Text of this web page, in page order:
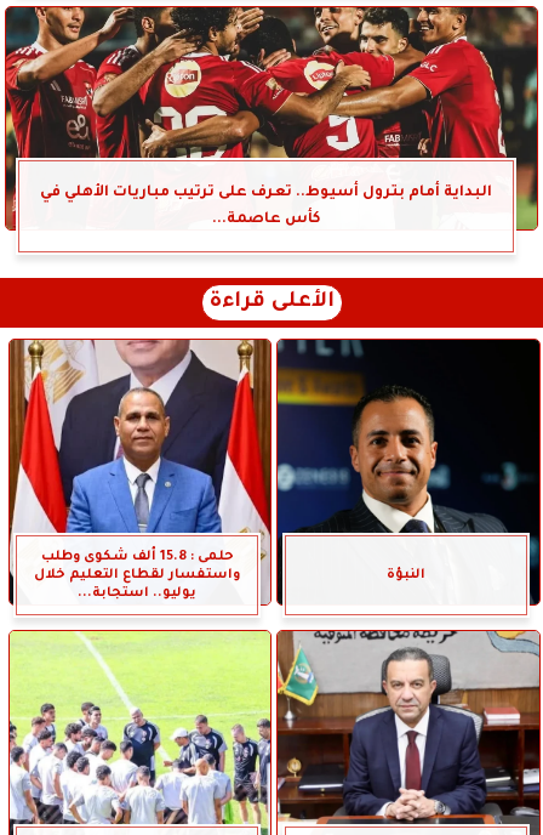
البداية أمام بترول أسيوط.. تعرف على ترتيب مباريات الأهلي في
كأس عاصمة...
الأعلى قراءة
النبؤة
حلمى : 15.8 ألف شكوى وطلب
واستفسار لقطاع التعليم خلال
يوليو.. استجابة...